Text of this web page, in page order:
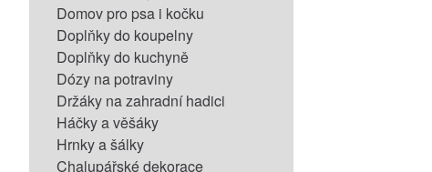
Domov pro psa i kočku
Doplňky do koupelny
Doplňky do kuchyně
Dózy na potraviny
Držáky na zahradní hadici
Háčky a věšáky
Hrnky a šálky
Chalupářské dekorace